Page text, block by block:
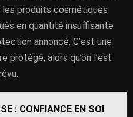
les produits cosmétiques
en quantité insuffisante
annoncé. C’est une
protégé, alors qu’on l’est
: CONFIANCE EN SOI